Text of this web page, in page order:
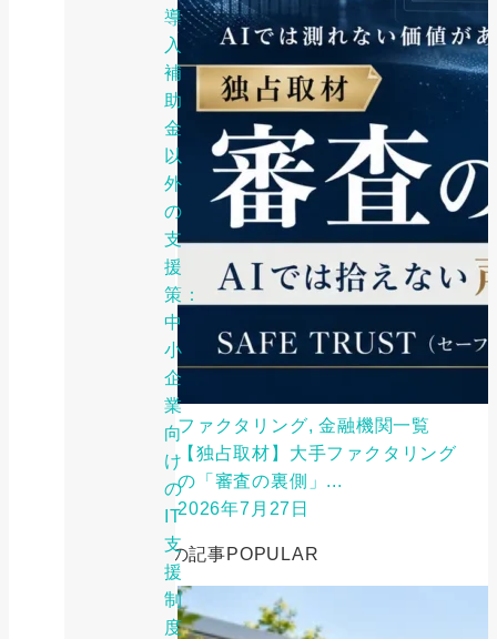
導
入
補
助
金
以
外
の
支
援
策：
中
小
企
業
向
け
の
IT
支
援
制
度
ファクタリング, 金融機関一覧
【独占取材】大手ファクタリング
の「審査の裏側」...
2026年7月27日
人気の記事POPULAR